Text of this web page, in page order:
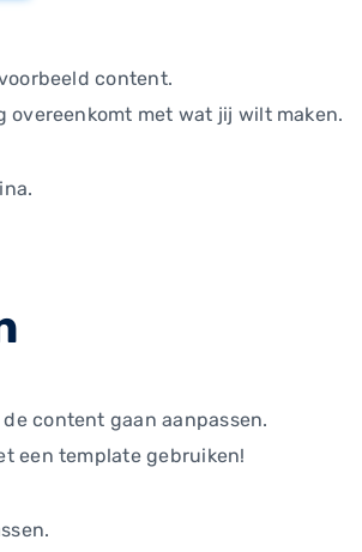
content.
overeenkomt met wat jij wilt maken.
content gaan aanpassen.
een template gebruiken!